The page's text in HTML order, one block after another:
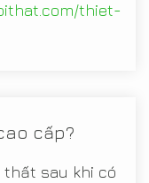
thiet-
cấp?
sau khi có